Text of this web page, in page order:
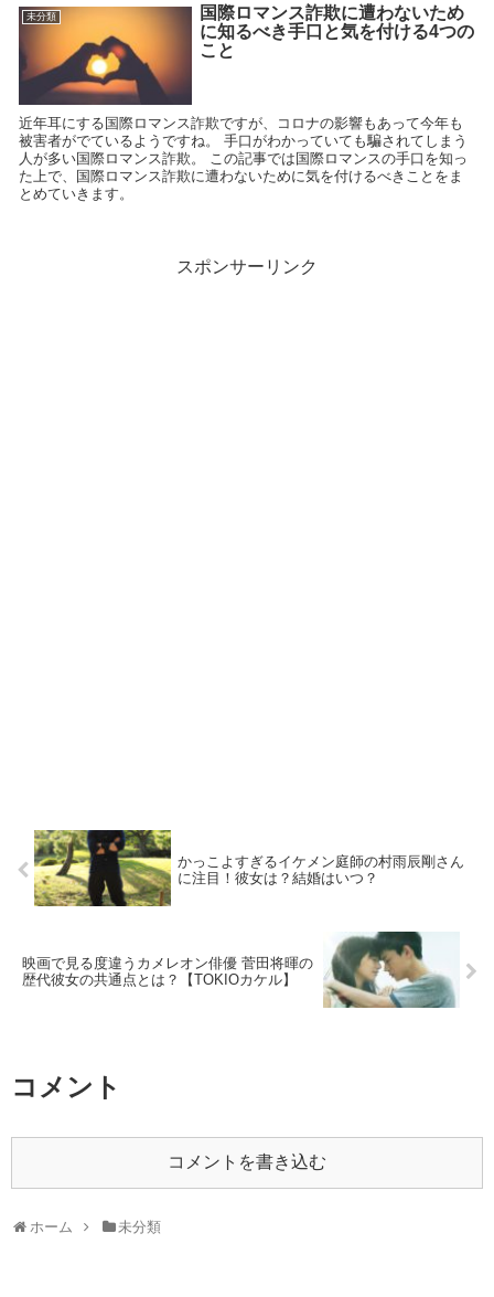
未分類
国際ロマンス詐欺に遭わないため
に知るべき手口と気を付ける4つの
こと
近年耳にする国際ロマンス詐欺ですが、コロナの影響もあって今年も
被害者がでているようですね。 手口がわかっていても騙されてしまう
人が多い国際ロマンス詐欺。 この記事では国際ロマンスの手口を知っ
た上で、国際ロマンス詐欺に遭わないために気を付けるべきことをま
とめていきます。
スポンサーリンク
かっこよすぎるイケメン庭師の村雨辰剛さん
に注目！彼女は？結婚はいつ？
映画で見る度違うカメレオン俳優 菅田将暉の
歴代彼女の共通点とは？【TOKIOカケル】
コメント
コメントを書き込む
ホーム 未分類